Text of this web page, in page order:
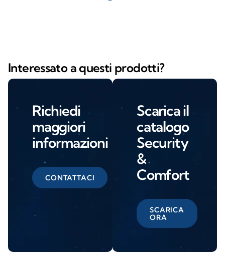
Interessato a questi prodotti?
Richiedi
maggiori
informazioni
CONTATTACI
Scarica il
catalogo
Security
&
Comfort
SCARICA
ORA